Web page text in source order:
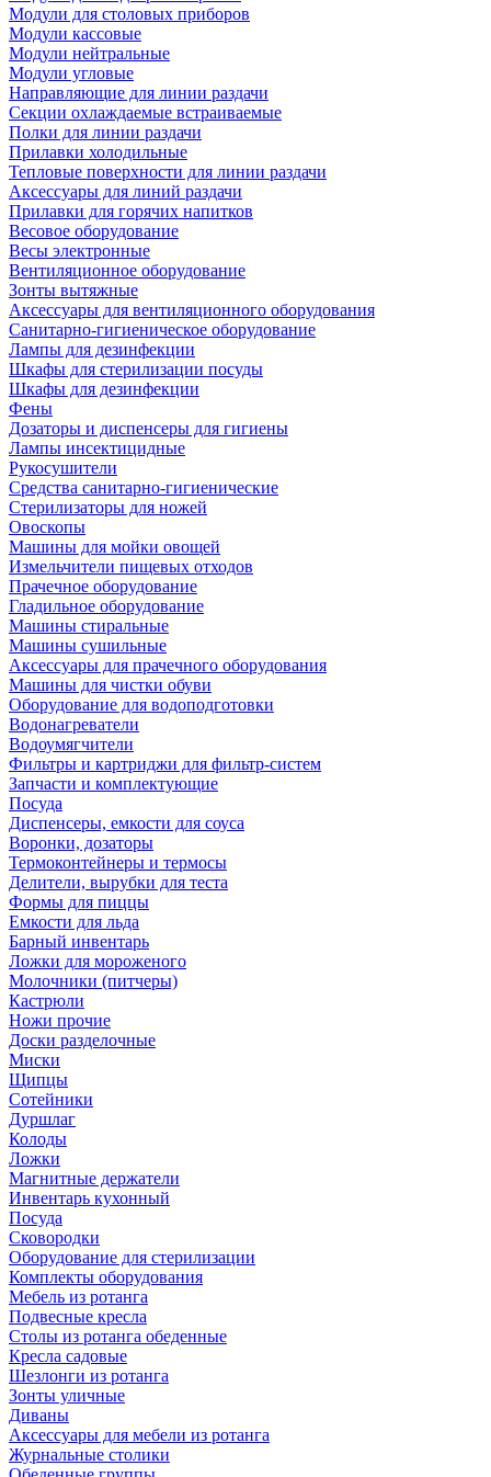
Модули для столовых приборов
Модули кассовые
Модули нейтральные
Модули угловые
Направляющие для линии раздачи
Секции охлаждаемые встраиваемые
Полки для линии раздачи
Прилавки холодильные
Тепловые поверхности для линии раздачи
Аксессуары для линий раздачи
Прилавки для горячих напитков
Весовое оборудование
Весы электронные
Вентиляционное оборудование
Зонты вытяжные
Аксессуары для вентиляционного оборудования
Санитарно-гигиеническое оборудование
Лампы для дезинфекции
Шкафы для стерилизации посуды
Шкафы для дезинфекции
Фены
Дозаторы и диспенсеры для гигиены
Лампы инсектицидные
Рукосушители
Средства санитарно-гигиенические
Стерилизаторы для ножей
Овоскопы
Машины для мойки овощей
Измельчители пищевых отходов
Прачечное оборудование
Гладильное оборудование
Машины стиральные
Машины сушильные
Аксессуары для прачечного оборудования
Машины для чистки обуви
Оборудование для водоподготовки
Водонагреватели
Водоумягчители
Фильтры и картриджи для фильтр-систем
Запчасти и комплектующие
Посуда
Диспенсеры, емкости для соуса
Воронки, дозаторы
Термоконтейнеры и термосы
Делители, вырубки для теста
Формы для пиццы
Емкости для льда
Барный инвентарь
Ложки для мороженого
Молочники (питчеры)
Кастрюли
Ножи прочие
Доски разделочные
Миски
Щипцы
Сотейники
Дуршлаг
Колоды
Ложки
Магнитные держатели
Инвентарь кухонный
Посуда
Сковородки
Оборудование для стерилизации
Комплекты оборудования
Мебель из ротанга
Подвесные кресла
Столы из ротанга обеденные
Кресла садовые
Шезлонги из ротанга
Зонты уличные
Диваны
Аксессуары для мебели из ротанга
Журнальные столики